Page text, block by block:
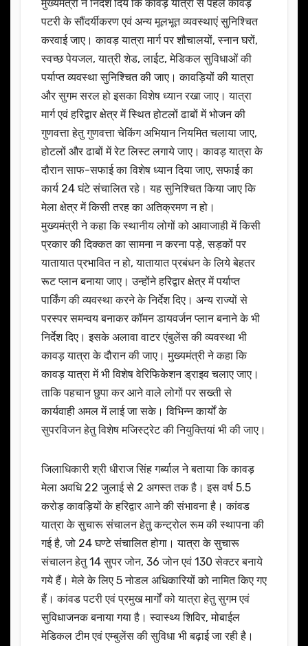
मुख्यमंत्री ने निर्देश दिये कि कावड़ यात्रा से पहले कावड़
पटरी के सौंदर्यीकरण एवं अन्य मूलभूत व्यवस्थाएं सुनिश्चित
करवाई जाए। कावड़ यात्रा मार्ग पर शौचालयों, स्नान घरों,
स्वच्छ पेयजल, यात्री शेड, लाईट, मेडिकल सुविधाओं की
पर्याप्त व्यवस्था सुनिश्चित की जाए। कावड़ियों की यात्रा
और सुगम सरल हो इसका विशेष ध्यान रखा जाए। यात्रा
मार्ग एवं हरिद्वार क्षेत्र में स्थित होटलों ढाबों में भोजन की
गुणवत्ता हेतु गुणवत्ता चेकिंग अभियान नियमित चलाया जाए,
होटलों और ढाबों में रेट लिस्ट लगाये जाए। कावड़ यात्रा के
दौरान साफ-सफाई का विशेष ध्यान दिया जाए, सफाई का
कार्य 24 घंटे संचालित रहे। यह सुनिश्चित किया जाए कि
मेला क्षेत्र में किसी तरह का अतिक्रमण न हो।
मुख्यमंत्री ने कहा कि स्थानीय लोगों को आवाजाही में किसी
प्रकार की दिक्कत का सामना न करना पड़े, सड़कों पर
यातायात प्रभावित न हो, यातायात प्रबंधन के लिये बेहतर
रूट प्लान बनाया जाए। उन्होंने हरिद्वार क्षेत्र में पर्याप्त
पार्किंग की व्यवस्था करने के निर्देश दिए। अन्य राज्यों से
परस्पर समन्वय बनाकर कॉमन डायवर्जन प्लान बनाने के भी
निर्देश दिए। इसके अलावा वाटर एंबुलेंस की व्यवस्था भी
कावड़ यात्रा के दौरान की जाए। मुख्यमंत्री ने कहा कि
कावड़ यात्रा में भी विशेष वेरिफिकेशन ड्राइव चलाए जाए।
ताकि पहचान छुपा कर आने वाले लोगों पर सख्ती से
कार्यवाही अमल में लाई जा सके। विभिन्न कार्यों के
सुपरविजन हेतु विशेष मजिस्ट्रेट की नियुक्तियां भी की जाए।
जिलाधिकारी श्री धीराज सिंह गर्ब्याल ने बताया कि कावड़
मेला अवधि 22 जुलाई से 2 अगस्त तक है। इस वर्ष 5.5
करोड़ कावड़ियों के हरिद्वार आने की संभावना है। कांवड
यात्रा के सुचारू संचालन हेतु कन्ट्रोल रूम की स्थापना की
गई है, जो 24 घण्टे संचालित होगा। यात्रा के सुचारू
संचालन हेतु 14 सुपर जोन, 36 जोन एवं 130 सेक्टर बनाये
गये हैं। मेले के लिए 5 नोडल अधिकारियों को नामित किए गए
हैं। कांवड पटरी एवं प्रमुख मार्गों को यात्रा हेतु सुगम एवं
सुविधाजनक बनाया गया है। स्वास्थ्य शिविर, मोबाईल
मेडिकल टीम एवं एम्बुलेंस की सुविधा भी बढ़ाई जा रही है।